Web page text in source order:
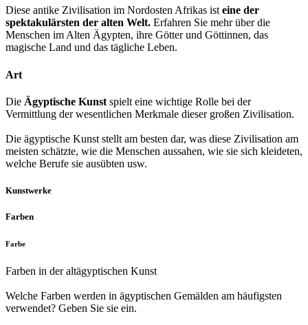
Diese antike Zivilisation im Nordosten Afrikas isteine der
spektakulärsten der alten Welt. Erfahren Sie mehr über die
Menschen im Alten Ägypten, ihre Götter und Göttinnen, das
magische Land und das tägliche Leben.
Art
Die Ägyptische Kunst spielt eine wichtige Rolle bei der
Vermittlung der wesentlichen Merkmale dieser großen Zivilisation.
Die ägyptische Kunst stellt am besten dar, was diese Zivilisation am
meisten schätzte, wie die Menschen aussahen, wie sie sich kleideten,
welche Berufe sie ausübten usw.
Kunstwerke
Farben
Farbe
Farben in der altägyptischen Kunst
Welche Farben werden in ägyptischen Gemälden am häufigsten
verwendet? Geben Sie sie ein.